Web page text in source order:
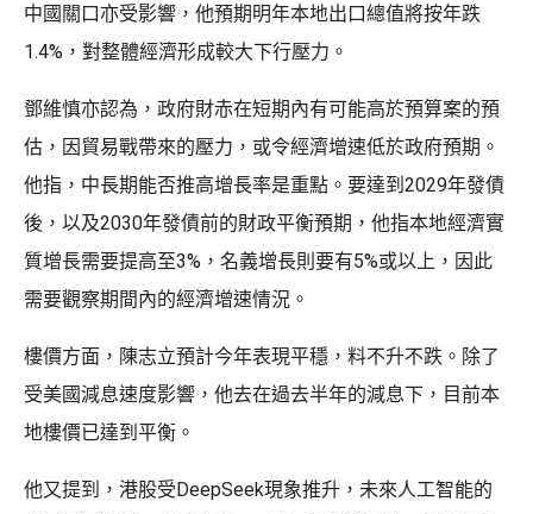
中國關口亦受影響，他預期明年本地出口總值將按年跌
1.4%，對整體經濟形成較大下行壓力。
鄧維慎亦認為，政府財赤在短期內有可能高於預算案的預
估，因貿易戰帶來的壓力，或令經濟增速低於政府預期。
他指，中長期能否推高增長率是重點。要達到2029年發債
後，以及2030年發債前的財政平衡預期，他指本地經濟實
質增長需要提高至3%，名義增長則要有5%或以上，因此
需要觀察期間內的經濟增速情況。
樓價方面，陳志立預計今年表現平穩，料不升不跌。除了
受美國減息速度影響，他去在過去半年的減息下，目前本
地樓價已達到平衡。
他又提到，港股受DeepSeek現象推升，未來人工智能的